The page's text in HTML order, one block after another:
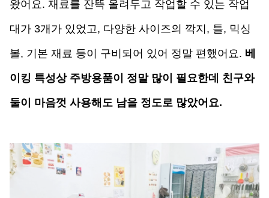
왔어요. 재료를 잔뜩 올려두고 작업할 수 있는 작업
대가 3개가 있었고, 다양한 사이즈의 깍지, 틀, 믹싱
볼, 기본 재료 등이 구비되어 있어 정말 편했어요. 베
이킹 특성상 주방용품이 정말 많이 필요한데 친구와
둘이 마음껏 사용해도 남을 정도로 많았어요.